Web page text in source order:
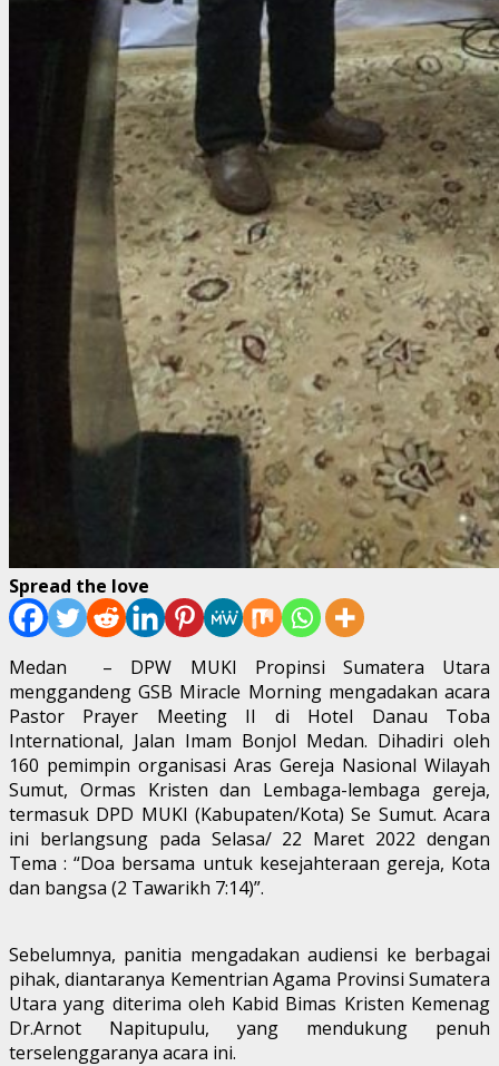
Spread the love
Medan – DPW MUKI Propinsi Sumatera Utara
menggandeng GSB Miracle Morning mengadakan acara
Pastor Prayer Meeting II di Hotel Danau Toba
International, Jalan Imam Bonjol Medan. Dihadiri oleh
160 pemimpin organisasi Aras Gereja Nasional Wilayah
Sumut, Ormas Kristen dan Lembaga-lembaga gereja,
termasuk DPD MUKI (Kabupaten/Kota) Se Sumut. Acara
ini berlangsung pada Selasa/ 22 Maret 2022 dengan
Tema : “Doa bersama untuk kesejahteraan gereja, Kota
dan bangsa (2 Tawarikh 7:14)”.
Sebelumnya, panitia mengadakan audiensi ke berbagai
pihak, diantaranya Kementrian Agama Provinsi Sumatera
Utara yang diterima oleh Kabid Bimas Kristen Kemenag
Dr.Arnot Napitupulu, yang mendukung penuh
terselenggaranya acara ini.